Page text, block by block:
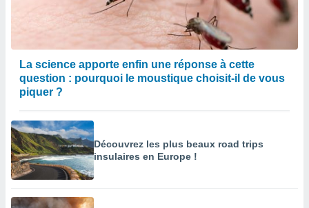
La science apporte enfin une réponse à cette
question : pourquoi le moustique choisit-il de vous
piquer ?
Découvrez les plus beaux road trips
insulaires en Europe !